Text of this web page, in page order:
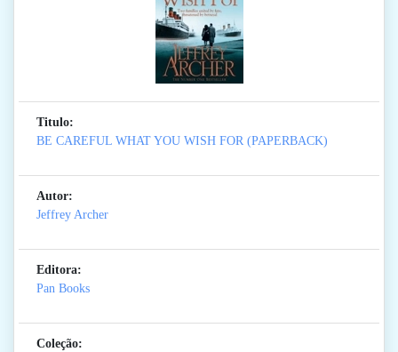
Titulo:
BE CAREFUL WHAT YOU WISH FOR (PAPERBACK)
Autor:
Jeffrey Archer
Editora:
Pan Books
Coleção: